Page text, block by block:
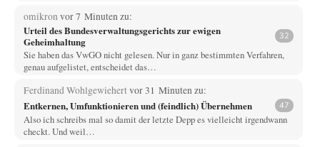
omikron vor 7 Minuten zu:
Urteil des Bundesverwaltungsgerichts zur ewigen
Geheimhaltung
32
Sie haben das VwGO nicht gelesen. Nur in ganz bestimmten Verfahren,
genau aufgelistet, entscheidet das…
Ferdinand Wohlgewiehertvor 31 Minuten zu:
Entkernen, Umfunktionieren und (feindlich) Übernehmen 47
Also ich schreibs mal so damit der letzte Depp es vielleicht irgendwann
checkt. Und weil…